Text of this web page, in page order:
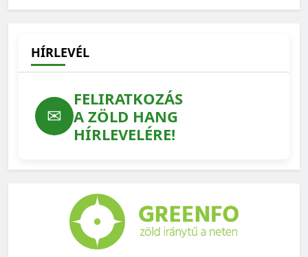
HÍRLEVÉL
✉
FELIRATKOZÁS
A ZÖLD HANG
HÍRLEVELÉRE!